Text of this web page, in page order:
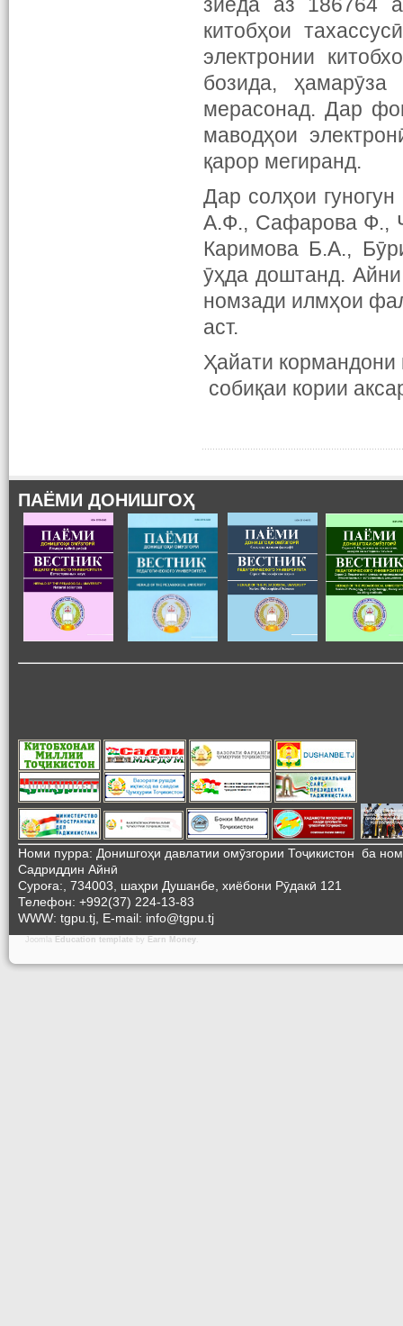
китобҳои
электронии
бозида,
мерасонад. Дар
маводҳои
қарор мегиранд.
Дар солҳои
А.Ф., Сафарова Ф.,
Каримова Б.А.,
ӯҳда доштанд.
номзади илмҳои
аст.
Ҳайати
собиқаи кории
ПАЁМИ ДОНИШГОҲ
Номи пурра: Донишгоҳи давлатии омӯзгории Тоҷикистон ба
Садриддин Айнӣ
Суроға:, 734003, шаҳри Душанбе, хиёбони Рӯдакӣ 121
Телефон: +992(37) 224-13-83
WWW: tgpu.tj, E-mail: info@tgpu.tj
Joomla Education template by Earn Money